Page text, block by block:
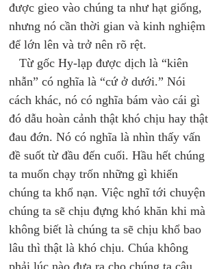
được gieo vào chúng ta như hạt giống,
nhưng nó cần thời gian và kinh nghiệm
để lớn lên và trở nên rõ rệt.
Từ gốc Hy-lạp được dịch là “kiên
nhẫn” có nghĩa là “cứ ở dưới.” Nói
cách khác, nó có nghĩa bám vào cái gì
đó dẫu hoàn cảnh thật khó chịu hay thật
đau đớn. Nó có nghĩa là nhìn thấy vấn
đề suốt từ đầu đến cuối. Hầu hết chúng
ta muốn chạy trốn những gì khiến
chúng ta khổ nạn. Việc nghĩ tới chuyện
chúng ta sẽ chịu đựng khó khăn khi mà
không biết là chúng ta sẽ chịu khổ bao
lâu thì thật là khó chịu. Chúa không
phải lúc nào đưa ra cho chúng ta câu